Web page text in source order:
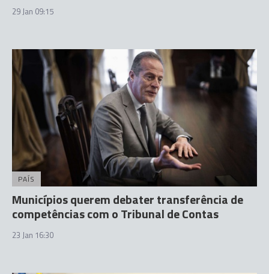
29 Jan 09:15
PAÍS
Municípios querem debater transferência de
competências com o Tribunal de Contas
23 Jan 16:30